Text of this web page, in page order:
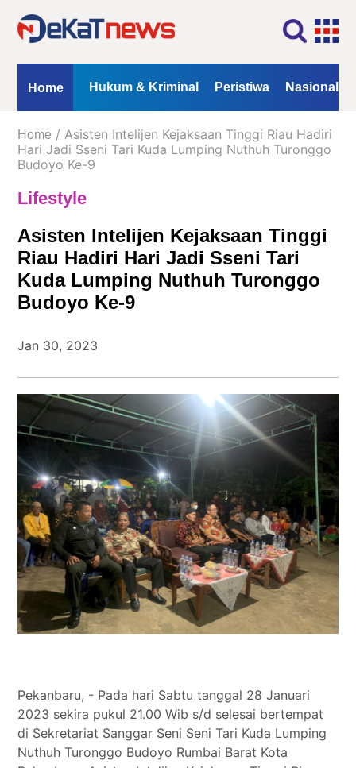
Home
Kanal
Berita
Hukum
&
Peristiwa
Nasional
Daerah
Lifestyle
Olahraga
Internasional
Opini Hukum & Kriminal Peristiwa Nasional
Home
Home / Asisten Intelijen Kejaksaan Tinggi Riau Hadiri
Hari Jadi Sseni Tari Kuda Lumping Nuthuh Turonggo
Budoyo Ke-9
Lifestyle
Asisten Intelijen Kejaksaan Tinggi
Riau Hadiri Hari Jadi Sseni Tari
Kuda Lumping Nuthuh Turonggo
Budoyo Ke-9
Jan 30, 2023
Pekanbaru, - Pada hari Sabtu tanggal 28 Januari
2023 sekira pukul 21.00 Wib s/d selesai bertempat
di Sekretariat Sanggar Seni Seni Tari Kuda Lumping
Nuthuh Turonggo Budoyo Rumbai Barat Kota